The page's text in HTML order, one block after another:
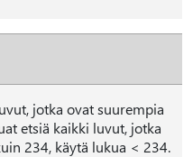
jotka ovat suurempia
etsiä kaikki luvut, jotka
234, käytä lukua < 234.